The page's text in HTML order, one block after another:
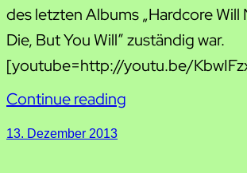
des letzten Albums „Hardcore Will
Die, But You Will” zuständig war.
[youtube=http://youtu.be/
Continue reading
13. Dezember 2013